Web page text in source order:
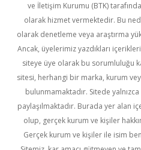
ve İletişim Kurumu (BTK)
olarak hizmet vermektedir. Bu
olarak denetleme veya araştırma
Ancak, üyelerimiz yazdıkları
siteye üye olarak bu sorumluluğu
sitesi, herhangi bir marka, kurum
bulunmamaktadır. Sitede
paylaşılmaktadır. Burada yer alan
olup, gerçek kurum ve kişiler
Gerçek kurum ve kişiler ile isim